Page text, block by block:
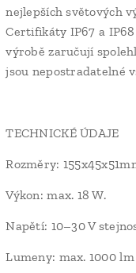
nejlepších světových
Certifikáty IP67 a
výrobě zaručují
jsou nepostradatelné
TECHNICKÉ ÚDAJE
Rozměry:
Výkon: max. 18 W.
Napětí: 10–30 V
Lumeny: max. 1000 lm